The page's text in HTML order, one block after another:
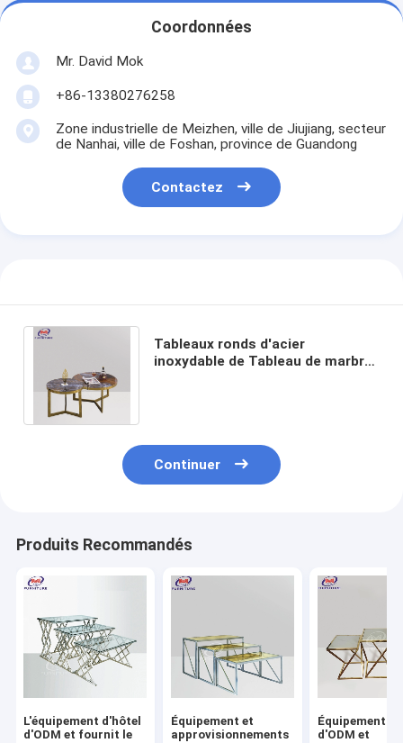
Coordonnées
Mr. David Mok
+86-13380276258
Zone industrielle de Meizhen, ville de Jiujiang, secteur
de Nanhai, ville de Foshan, province de Guandong
Contactez
Tableaux ronds d'acier
inoxydable de Tableau de marbre
Continuer
Produits Recommandés
L'équipement d'hôtel
d'ODM et fournit le
Équipement et
approvisionnements
Équipement
d'ODM et